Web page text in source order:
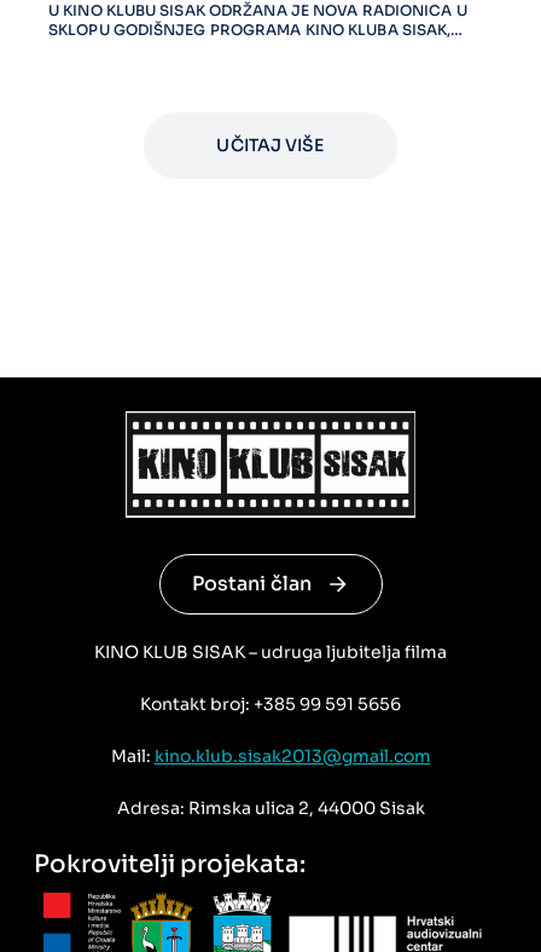
U KINO KLUBU SISAK ODRŽANA JE NOVA RADIONICA U
SKLOPU GODIŠNJEG PROGRAMA KINO KLUBA SISAK,…
UČITAJ VIŠE
Postani član
KINO KLUB SISAK – udruga ljubitelja filma
Kontakt broj: +385 99 591 5656
Mail: kino.klub.sisak2013@gmail.com
Adresa: Rimska ulica 2, 44000 Sisak
Pokrovitelji projekata: